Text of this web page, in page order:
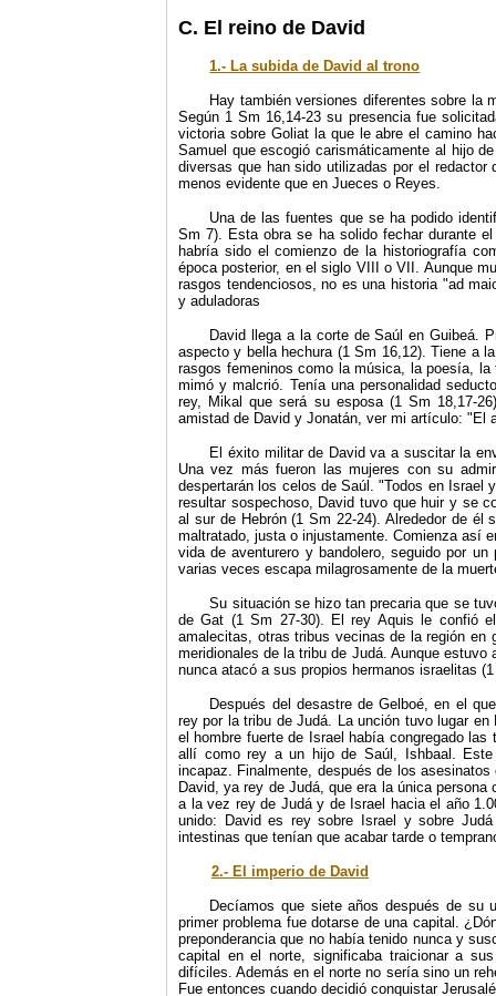
C. El reino de David
1.- La subida de David al trono
Hay también versiones diferentes sobre la
Según 1 Sm 16,14-23 su presencia fue
victoria sobre Goliat la que le abre el camino
Samuel que escogió carismáticamente al hijo
diversas que han sido utilizadas por el redactor
menos evidente que en Jueces o Reyes.
Una de las fuentes que se ha podido
Sm 7). Esta obra se ha solido fechar durante
habría sido el comienzo de la historiografía
época posterior, en el siglo VIII o VII. Aunque
rasgos tendenciosos, no es una historia "ad
y aduladoras
David llega a la corte de Saúl en Guibeá.
aspecto y bella hechura (1 Sm 16,12). Tiene a
rasgos femeninos como la música, la poesía,
mimó y malcrió. Tenía una personalidad
rey, Mikal que será su esposa (1 Sm 18,17-
amistad de David y Jonatán, ver mi artículo: "El
El éxito militar de David va a suscitar la
Una vez más fueron las mujeres con su
despertarán los celos de Saúl. "Todos en Israel
resultar sospechoso, David tuvo que huir y se
al sur de Hebrón (1 Sm 22-24). Alrededor de él
maltratado, justa o injustamente. Comienza así
vida de aventurero y bandolero, seguido por
varias veces escapa milagrosamente de la
Su situación se hizo tan precaria que se
de Gat (1 Sm 27-30). El rey Aquis le confió
amalecitas, otras tribus vecinas de la región
meridionales de la tribu de Judá. Aunque
nunca atacó a sus propios hermanos israelitas
Después del desastre de Gelboé, en el
rey por la tribu de Judá. La unción tuvo lugar
el hombre fuerte de Israel había congregado
allí como rey a un hijo de Saúl, Ishbaal.
incapaz. Finalmente, después de los
David, ya rey de Judá, que era la única
a la vez rey de Judá y de Israel hacia el año
unido: David es rey sobre Israel y sobre
intestinas que tenían que acabar tarde o
2.- El imperio de David
Decíamos que siete años después de su
primer problema fue dotarse de una capital.
preponderancia que no había tenido nunca y
capital en el norte, significaba traicionar a
difíciles. Además en el norte no sería sino un
Fue entonces cuando decidió conquistar